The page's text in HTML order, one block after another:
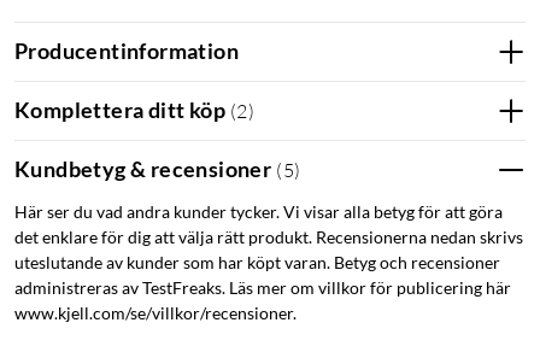
Ingen väntan, inga tunga flaskor att bära hem.
Räcker länge
En flaska med 440 ml koncentrat ger upp till 9 liter färdig
dryck. Det motsvarar ungefär sex vanliga PET-flaskor, och du
sparar både plats och förpackningsmaterial.
Specifikationer
Volym: 440 ml
Smak: Pepsi Max (sockerfri cola)
Räcker till: Upp till 9 liter färdig dryck
Innehåller: Koffein, sötningsmedel, konserveringsmedel
Producentinformation
Komplettera ditt köp (2)
Kundbetyg & recensioner (5)
Här ser du vad andra kunder tycker. Vi visar alla betyg för att göra
det enklare för dig att välja rätt produkt. Recensionerna nedan skrivs
uteslutande av kunder som har köpt varan. Betyg och recensioner
administreras av TestFreaks. Läs mer om villkor för publicering här
www.kjell.com/se/villkor/recensioner.